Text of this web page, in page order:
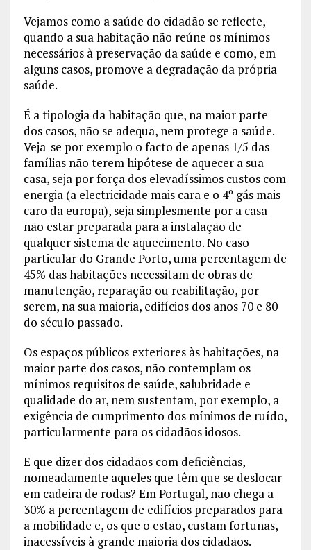
Vejamos como a saúde do cidadão se reflecte,
quando a sua habitação não reúne os mínimos
necessários à preservação da saúde e como, em
alguns casos, promove a degradação da própria
saúde.
É a tipologia da habitação que, na maior parte
dos casos, não se adequa, nem protege a saúde.
Veja-se por exemplo o facto de apenas 1/5 das
famílias não terem hipótese de aquecer a sua
casa, seja por força dos elevadíssimos custos com
energia (a electricidade mais cara e o 4º gás mais
caro da europa), seja simplesmente por a casa
não estar preparada para a instalação de
qualquer sistema de aquecimento. No caso
particular do Grande Porto, uma percentagem de
45% das habitações necessitam de obras de
manutenção, reparação ou reabilitação, por
serem, na sua maioria, edifícios dos anos 70 e 80
do século passado.
Os espaços públicos exteriores às habitações, na
maior parte dos casos, não contemplam os
mínimos requisitos de saúde, salubridade e
qualidade do ar, nem sustentam, por exemplo, a
exigência de cumprimento dos mínimos de ruído,
particularmente para os cidadãos idosos.
E que dizer dos cidadãos com deficiências,
nomeadamente aqueles que têm que se deslocar
em cadeira de rodas? Em Portugal, não chega a
30% a percentagem de edifícios preparados para
a mobilidade e, os que o estão, custam fortunas,
inacessíveis à grande maioria dos cidadãos.